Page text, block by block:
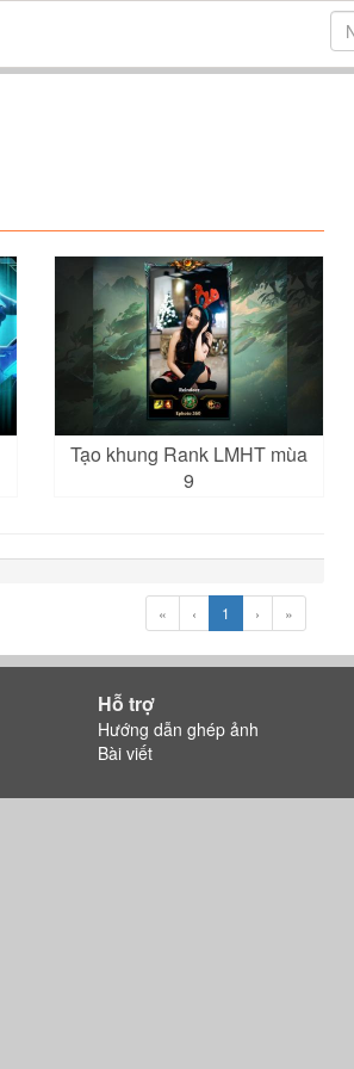
Tạo khung Rank LMHT mùa
9
« ‹ 1 › »
Hỗ trợ
Hướng dẫn ghép ảnh
Bài viết